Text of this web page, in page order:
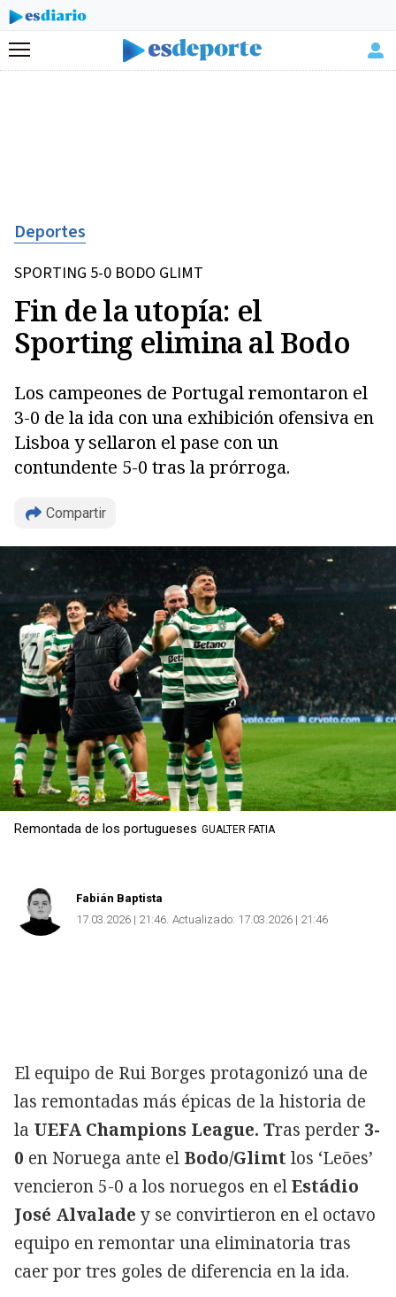
Menú
Deportes
SPORTING 5-0 BODO GLIMT
Fin de la utopía: el
Sporting elimina al Bodo
Los campeones de Portugal remontaron el
3-0 de la ida con una exhibición ofensiva en
Lisboa y sellaron el pase con un
contundente 5-0 tras la prórroga.
Compartir
Copiar
Remontada de los portugueses GUALTER FATIA
Fabián Baptista
17.03.2026 | 21:46 Actualizado: 17.03.2026 | 21:46
El equipo de Rui Borges protagonizó una de
las remontadas más épicas de la historia de
la UEFA Champions League. Tras perder 3-
0 en Noruega ante el Bodo/Glimt los ‘Leões’
vencieron 5-0 a los noruegos en elEstádio
José Alvalade y se convirtieron en el octavo
equipo en remontar una eliminatoria tras
caer por tres goles de diferencia en la ida.